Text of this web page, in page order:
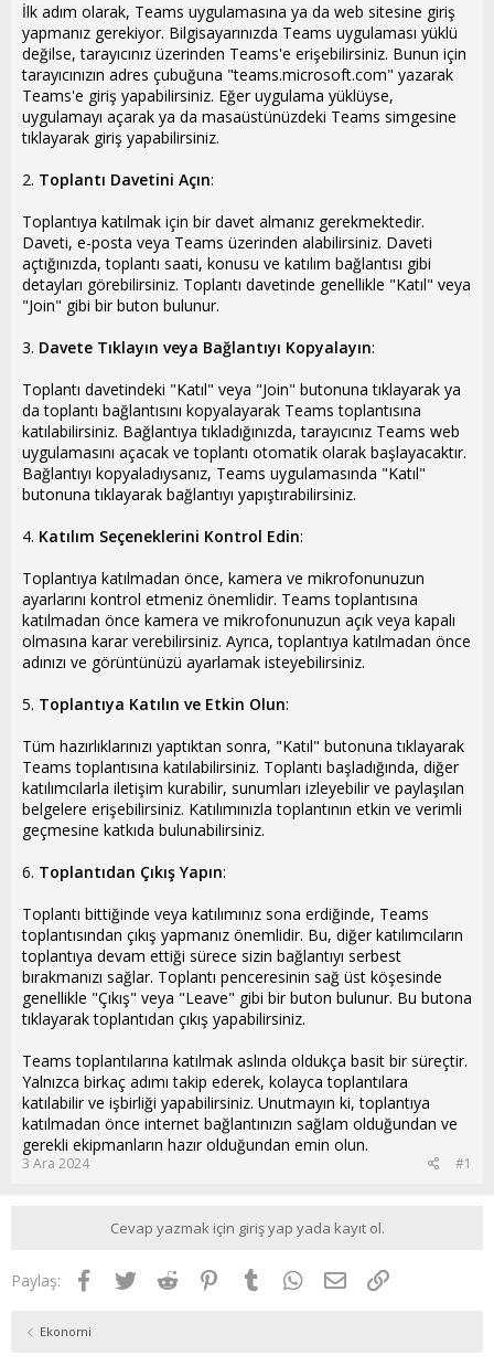
İlk adım olarak, Teams uygulamasına ya da web sitesine giriş
yapmanız gerekiyor. Bilgisayarınızda Teams uygulaması yüklü
değilse, tarayıcınız üzerinden Teams'e erişebilirsiniz. Bunun için
tarayıcınızın adres çubuğuna "teams.microsoft.com" yazarak
Teams'e giriş yapabilirsiniz. Eğer uygulama yüklüyse,
uygulamayı açarak ya da masaüstünüzdeki Teams simgesine
tıklayarak giriş yapabilirsiniz.
2. Toplantı Davetini Açın:
Toplantıya katılmak için bir davet almanız gerekmektedir.
Daveti, e-posta veya Teams üzerinden alabilirsiniz. Daveti
açtığınızda, toplantı saati, konusu ve katılım bağlantısı gibi
detayları görebilirsiniz. Toplantı davetinde genellikle "Katıl" veya
"Join" gibi bir buton bulunur.
3. Davete Tıklayın veya Bağlantıyı Kopyalayın:
Toplantı davetindeki "Katıl" veya "Join" butonuna tıklayarak ya
da toplantı bağlantısını kopyalayarak Teams toplantısına
katılabilirsiniz. Bağlantıya tıkladığınızda, tarayıcınız Teams web
uygulamasını açacak ve toplantı otomatik olarak başlayacaktır.
Bağlantıyı kopyaladıysanız, Teams uygulamasında "Katıl"
butonuna tıklayarak bağlantıyı yapıştırabilirsiniz.
4. Katılım Seçeneklerini Kontrol Edin:
Toplantıya katılmadan önce, kamera ve mikrofonunuzun
ayarlarını kontrol etmeniz önemlidir. Teams toplantısına
katılmadan önce kamera ve mikrofonunuzun açık veya kapalı
olmasına karar verebilirsiniz. Ayrıca, toplantıya katılmadan önce
adınızı ve görüntünüzü ayarlamak isteyebilirsiniz.
5. Toplantıya Katılın ve Etkin Olun:
Tüm hazırlıklarınızı yaptıktan sonra, "Katıl" butonuna tıklayarak
Teams toplantısına katılabilirsiniz. Toplantı başladığında, diğer
katılımcılarla iletişim kurabilir, sunumları izleyebilir ve paylaşılan
belgelere erişebilirsiniz. Katılımınızla toplantının etkin ve verimli
geçmesine katkıda bulunabilirsiniz.
6. Toplantıdan Çıkış Yapın:
Toplantı bittiğinde veya katılımınız sona erdiğinde, Teams
toplantısından çıkış yapmanız önemlidir. Bu, diğer katılımcıların
toplantıya devam ettiği sürece sizin bağlantıyı serbest
bırakmanızı sağlar. Toplantı penceresinin sağ üst köşesinde
genellikle "Çıkış" veya "Leave" gibi bir buton bulunur. Bu butona
tıklayarak toplantıdan çıkış yapabilirsiniz.
Teams toplantılarına katılmak aslında oldukça basit bir süreçtir.
Yalnızca birkaç adımı takip ederek, kolayca toplantılara
katılabilir ve işbirliği yapabilirsiniz. Unutmayın ki, toplantıya
katılmadan önce internet bağlantınızın sağlam olduğundan ve
gerekli ekipmanların hazır olduğundan emin olun.
3 Ara 2024 #1
Cevap yazmak için giriş yap yada kayıt ol.
Paylaş: Facebook
TwitterReddit PinterestTumblrWhatsApp
E-postaLink
Ekonomi